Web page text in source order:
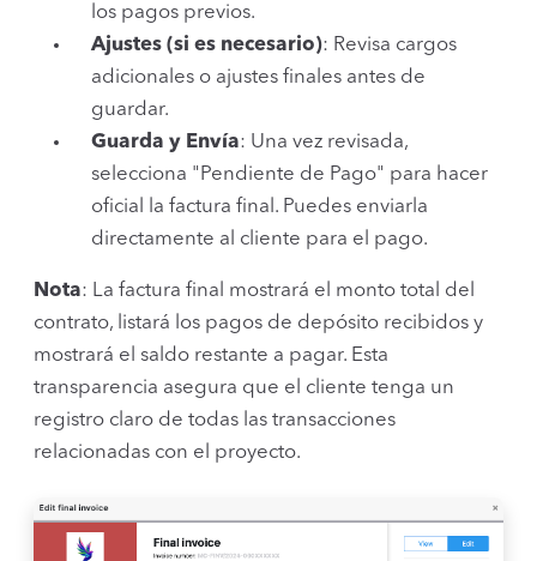
los pagos previos.
Ajustes (si es necesario): Revisa cargos
adicionales o ajustes finales antes de
guardar.
Guarda y Envía: Una vez revisada,
selecciona "Pendiente de Pago" para hacer
oficial la factura final. Puedes enviarla
directamente al cliente para el pago.
Nota: La factura final mostrará el monto total del
contrato, listará los pagos de depósito recibidos y
mostrará el saldo restante a pagar. Esta
transparencia asegura que el cliente tenga un
registro claro de todas las transacciones
relacionadas con el proyecto.